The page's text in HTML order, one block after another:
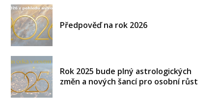
Předpověď na rok 2026
Rok 2025 bude plný astrologických
změn a nových šancí pro osobní růst